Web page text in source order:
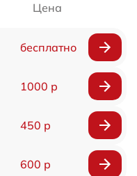
Цена
бесплатно
1000 р
450 р
600 р